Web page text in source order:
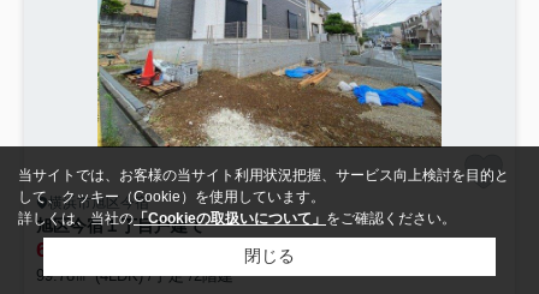
横浜市旭区今宿
旭区今宿１丁目戸建て
6,190
99.78㎡ (4LDK) /予定 /2階建
当サイトでは、お客様の当サイト利用状況把握、サービス向上検討を目的と
して、クッキー（Cookie）を使用しています。
詳しくは、当社の「Cookieの取扱いについて」 をご確認ください。
閉じる